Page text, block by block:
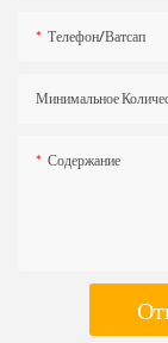
Телефон/ватсап
Минимальное
Содержание